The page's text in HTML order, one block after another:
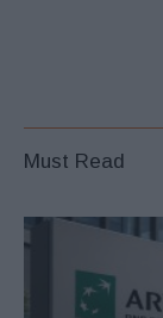
Must Read